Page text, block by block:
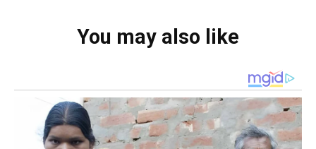
You may also like